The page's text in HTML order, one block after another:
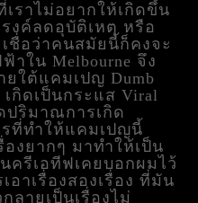
ราไม่อยากให้เกิดขึ้น
งค์ลดอุบัติเหตุ หรือ
ชื่อว่าคนสมัยนี้ก็คงจะ
าใน Melbourne จึง
ใต้แคมเปญ Dumb
กิดเป็นกระแส Viral
ปริมาณการเกิด
ที่ทำให้แคมเปญนี้
องยากๆ มาทำให้เป็น
ครีเอทีฟเคยบอกผมไว้
อาเรื่องสองเรื่อง ที่มัน
ลายเป็นเรื่องไม่